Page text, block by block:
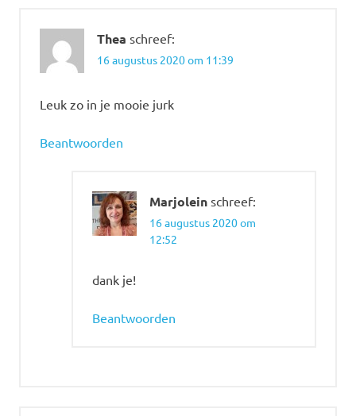
Thea schreef:
16 augustus 2020 om 11:39
Leuk zo in je mooie jurk
Beantwoorden
Marjolein schreef:
16 augustus 2020 om
12:52
dank je!
Beantwoorden